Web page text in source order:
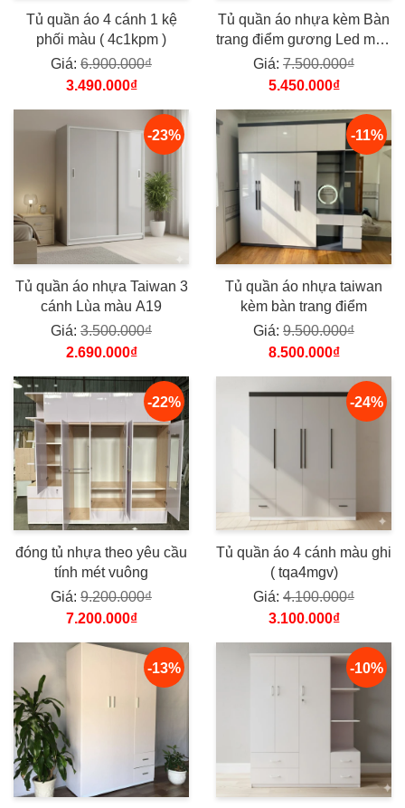
Tủ quần áo 4 cánh 1 kệ
phối màu ( 4c1kpm )
Giá: 6.900.000₫
3.490.000₫
Tủ quần áo nhựa kèm Bàn
trang điểm gương Led màu
giả gỗ A71
Giá: 7.500.000₫
5.450.000₫
-23%
Tủ quần áo nhựa Taiwan 3
cánh Lùa màu A19
Giá: 3.500.000₫
2.690.000₫
-11%
Tủ quần áo nhựa taiwan
kèm bàn trang điểm
Giá: 9.500.000₫
8.500.000₫
-22%
đóng tủ nhựa theo yêu cầu
tính mét vuông
Giá: 9.200.000₫
7.200.000₫
-24%
Tủ quần áo 4 cánh màu ghi
( tqa4mgv)
Giá: 4.100.000₫
3.100.000₫
-13% -10%